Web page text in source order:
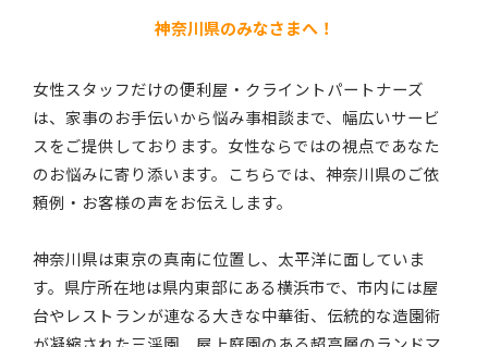
神奈川県のみなさまへ！
女性スタッフだけの便利屋・クライントパートナーズ
は、家事のお手伝いから悩み事相談まで、幅広いサービ
スをご提供しております。女性ならではの視点であなた
のお悩みに寄り添います。こちらでは、神奈川県のご依
頼例・お客様の声をお伝えします。
神奈川県は東京の真南に位置し、太平洋に面していま
す。県庁所在地は県内東部にある横浜市で、市内には屋
台やレストランが連なる大きな中華街、伝統的な造園術